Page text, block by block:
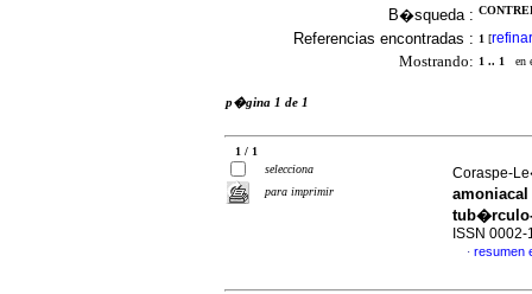
B�squeda :
Referencias encontradas : 1 [refinar
Mostrando: 1 .. 1 en
p�gina 1 de 1
1 / 1
selecciona
para imprimir
Coraspe-
ISSN 0002-
· resumen